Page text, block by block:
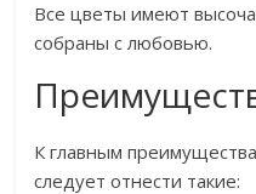
Все цветы имеют
собраны с любовью.
К главным
следует отнести такие: